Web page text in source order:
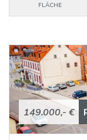
FLÄCHE
149.000,- €